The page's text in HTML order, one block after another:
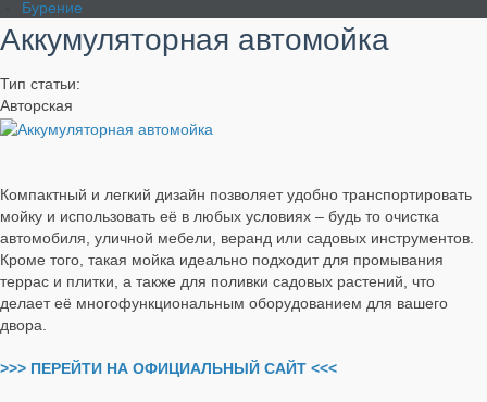
Бурение
Аккумуляторная автомойка
Тип статьи:
Авторская
Компактный и легкий дизайн позволяет удобно транспортировать
мойку и использовать её в любых условиях – будь то очистка
автомобиля, уличной мебели, веранд или садовых инструментов.
Кроме того, такая мойка идеально подходит для промывания
террас и плитки, а также для поливки садовых растений, что
делает её многофункциональным оборудованием для вашего
двора.
>>> ПЕРЕЙТИ НА ОФИЦИАЛЬНЫЙ САЙТ <<<